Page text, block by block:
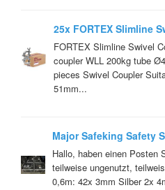
25x FORTEX Slimline
truss coupler WLL
51mm
FORTEX Slimline Swivel
coupler WLL 200kg tube
pieces Swivel Coupler
51mm...
Major Safeking Safety
Sicherungsseil
Hallo, haben einen Posten
teilweise ungenutzt,
0,6m: 42x 3mm Silber 2x